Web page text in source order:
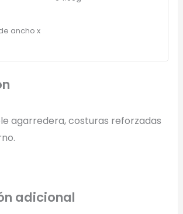
ancho x
agarredera, costuras reforzadas
adicional